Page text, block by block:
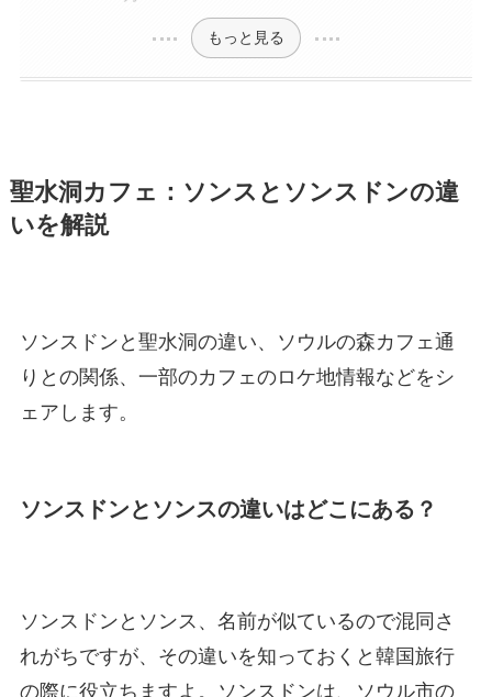
もっと見る
聖水洞カフェ：ソンスとソンスドンの違
いを解説
ソンスドンと聖水洞の違い、ソウルの森カフェ通
りとの関係、一部のカフェのロケ地情報などをシ
ェアします。
ソンスドンとソンスの違いはどこにある？
ソンスドンとソンス、名前が似ているので混同さ
れがちですが、その違いを知っておくと韓国旅行
の際に役立ちますよ。ソンスドンは、ソウル市の